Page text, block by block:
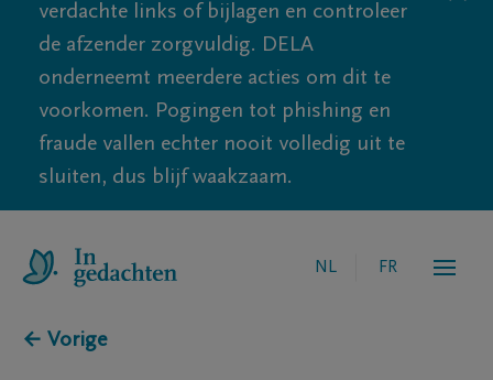
verdachte links of bijlagen en controleer
de afzender zorgvuldig. DELA
onderneemt meerdere acties om dit te
voorkomen. Pogingen tot phishing en
fraude vallen echter nooit volledig uit te
sluiten, dus blijf waakzaam.
NL FR
← Vorige